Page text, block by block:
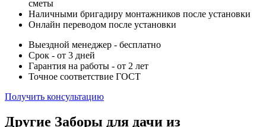
сметы
Наличными бригадиру монтажников после установки
Онлайн переводом после установки
Выездной менеджер - бесплатно
Срок - от 3 дней
Гарантия на работы - от 2 лет
Точное соответствие ГОСТ
Получить консультацию
Другие Заборы для дачи из